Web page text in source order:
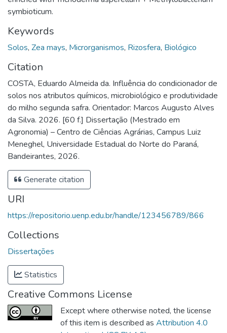
symbioticum.
Keywords
Solos, Zea mays, Microrganismos, Rizosfera, Biológico
Citation
COSTA, Eduardo Almeida da. Influência do condicionador de
solos nos atributos químicos, microbiológico e produtividade
do milho segunda safra. Orientador: Marcos Augusto Alves
da Silva. 2026. [60 f.] Dissertação (Mestrado em
Agronomia) – Centro de Ciências Agrárias, Campus Luiz
Meneghel, Universidade Estadual do Norte do Paraná,
Bandeirantes, 2026.
Generate citation
URI
https://repositorio.uenp.edu.br/handle/123456789/866
Collections
Dissertações
Statistics
Creative Commons License
Except where otherwise noted, the license
of this item is described as Attribution 4.0